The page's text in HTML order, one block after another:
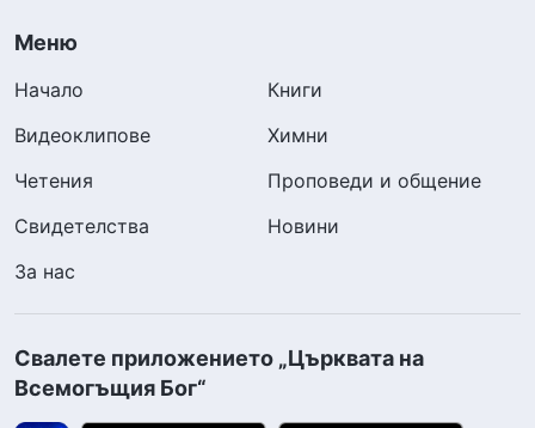
Меню
Начало
Книги
Видеоклипове
Химни
Четения
Проповеди и общение
Свидетелства
Новини
За нас
Свалете приложението „Църквата на
Всемогъщия Бог“